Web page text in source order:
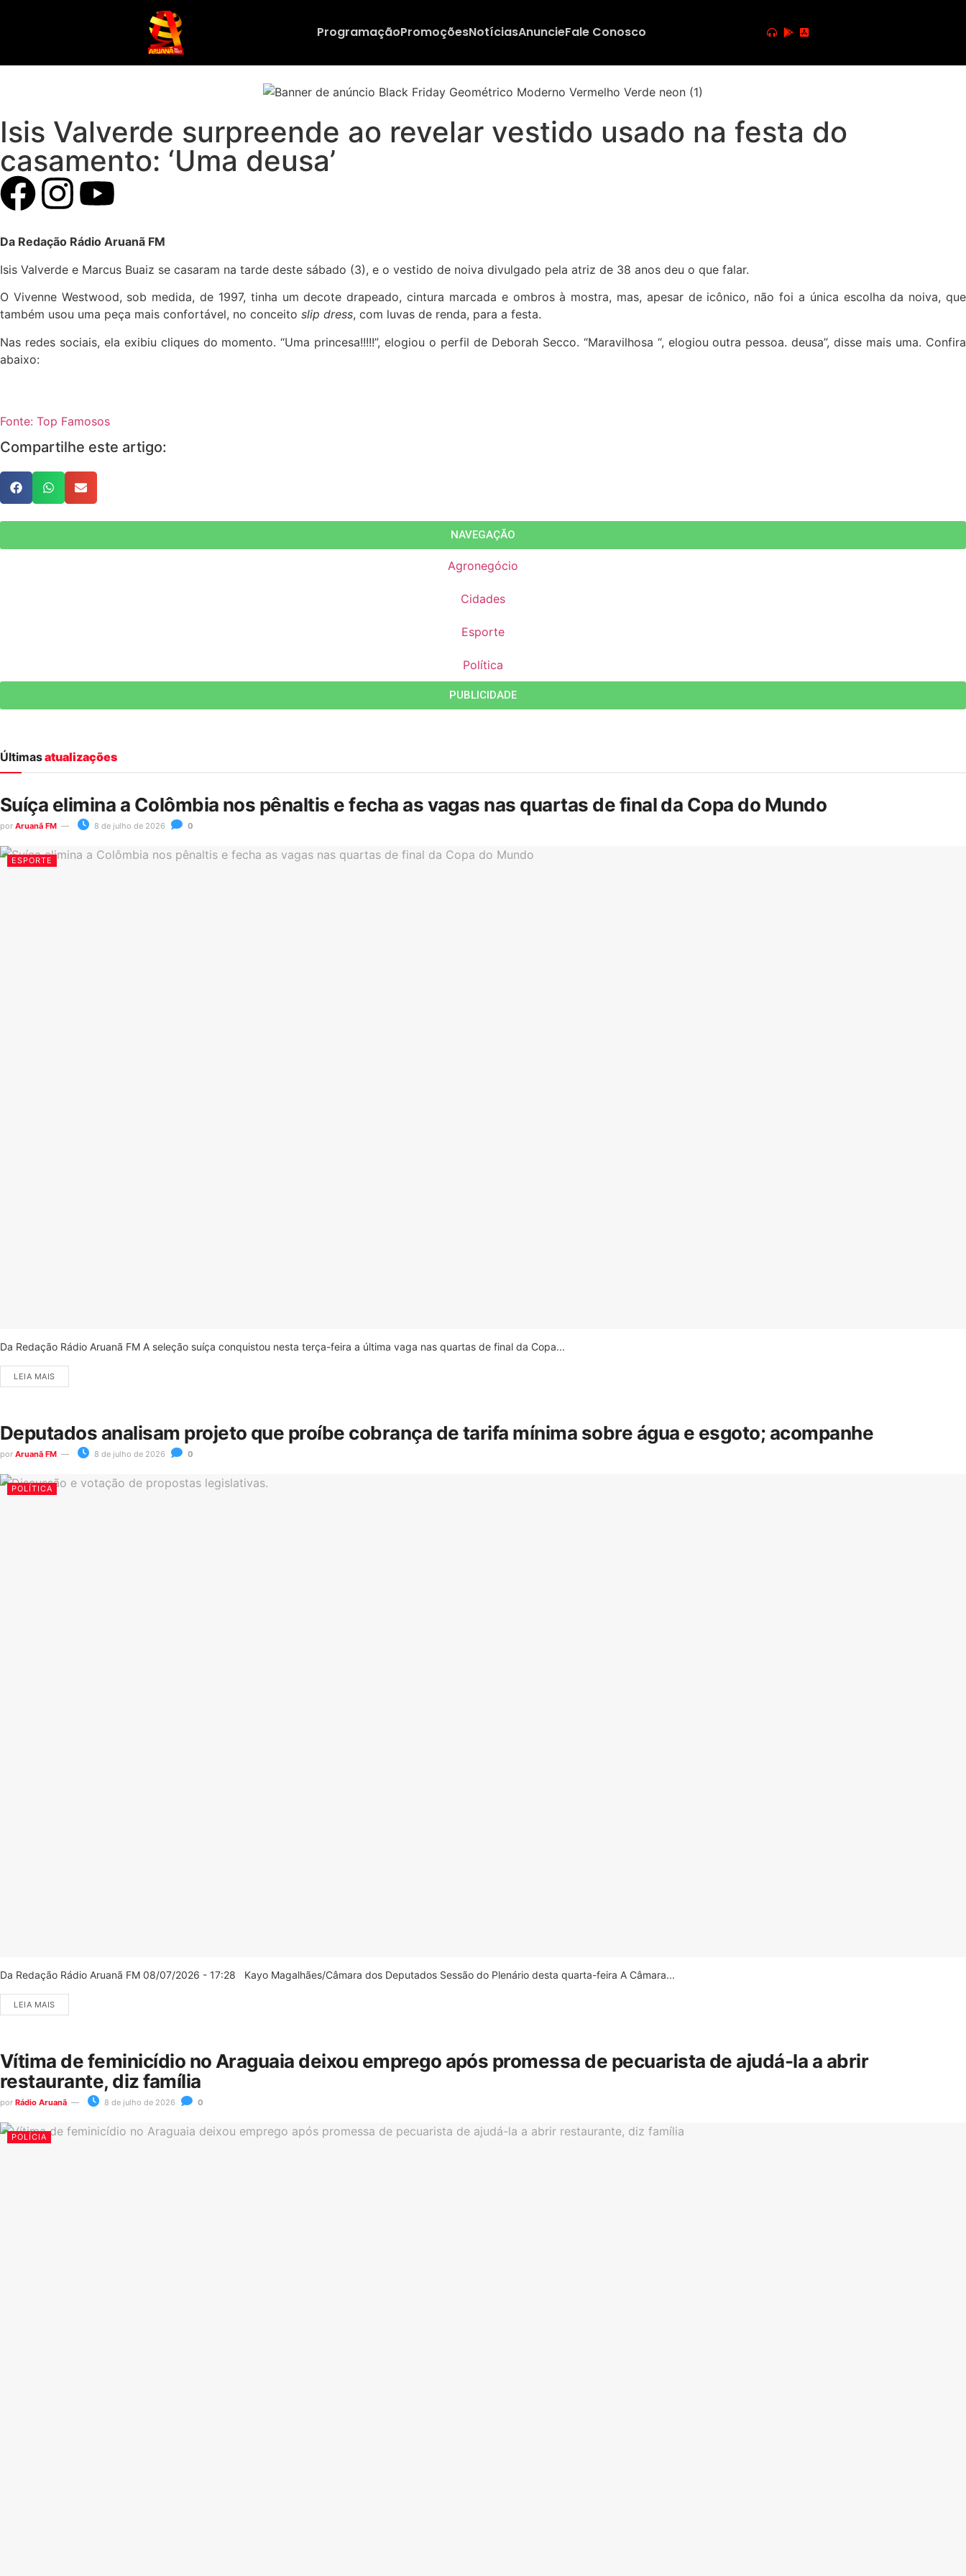
ProgramaçãoPromoçõesNotíciasAnuncieFale Conosco
Isis Valverde surpreende ao revelar vestido usado na festa do
casamento: ‘Uma deusa’
Da Redação Rádio Aruanã FM
Isis Valverde e Marcus Buaiz se casaram na tarde deste sábado (3), e o vestido de noiva divulgado pela atriz de 38 anos deu o que falar.
O Vivenne Westwood, sob medida, de 1997, tinha um decote drapeado, cintura marcada e ombros à mostra, mas, apesar de icônico, não foi a única escolha da noiva, que
também usou uma peça mais confortável, no conceito slip dress, com luvas de renda, para a festa.
Nas redes sociais, ela exibiu cliques do momento. “Uma princesa!!!!!”, elogiou o perfil de Deborah Secco. “Maravilhosa “, elogiou outra pessoa. deusa”, disse mais uma. Confira
abaixo:
Fonte: Top Famosos
Compartilhe este artigo:
NAVEGAÇÃO
Agronegócio
Cidades
Esporte
Política
PUBLICIDADE
Últimasatualizações
Suíça elimina a Colômbia nos pênaltis e fecha as vagas nas quartas de final da Copa do Mundo
por Aruanã FM 8 de julho de 2026 0
ESPORTE
Da Redação Rádio Aruanã FM A seleção suíça conquistou nesta terça-feira a última vaga nas quartas de final da Copa...
LEIA MAIS
Deputados analisam projeto que proíbe cobrança de tarifa mínima sobre água e esgoto; acompanhe
por Aruanã FM 8 de julho de 2026 0
POLÍTICA
Da Redação Rádio Aruanã FM 08/07/2026 - 17:28 Kayo Magalhães/Câmara dos Deputados Sessão do Plenário desta quarta-feira A Câmara...
LEIA MAIS
Vítima de feminicídio no Araguaia deixou emprego após promessa de pecuarista de ajudá-la a abrir
restaurante, diz família
por Rádio Aruanã 8 de julho de 2026 0
POLÍCIA